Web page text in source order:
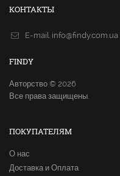
КОНТАКТЫ
E-mail. info@findy.com.ua
FINDY
Авторство © 2026
Все права защищены.
ПОКУПАТЕЛЯМ
О нас
Доставка и Оплата